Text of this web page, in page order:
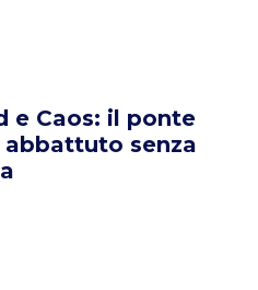
e Caos: il ponte
abbattuto senza